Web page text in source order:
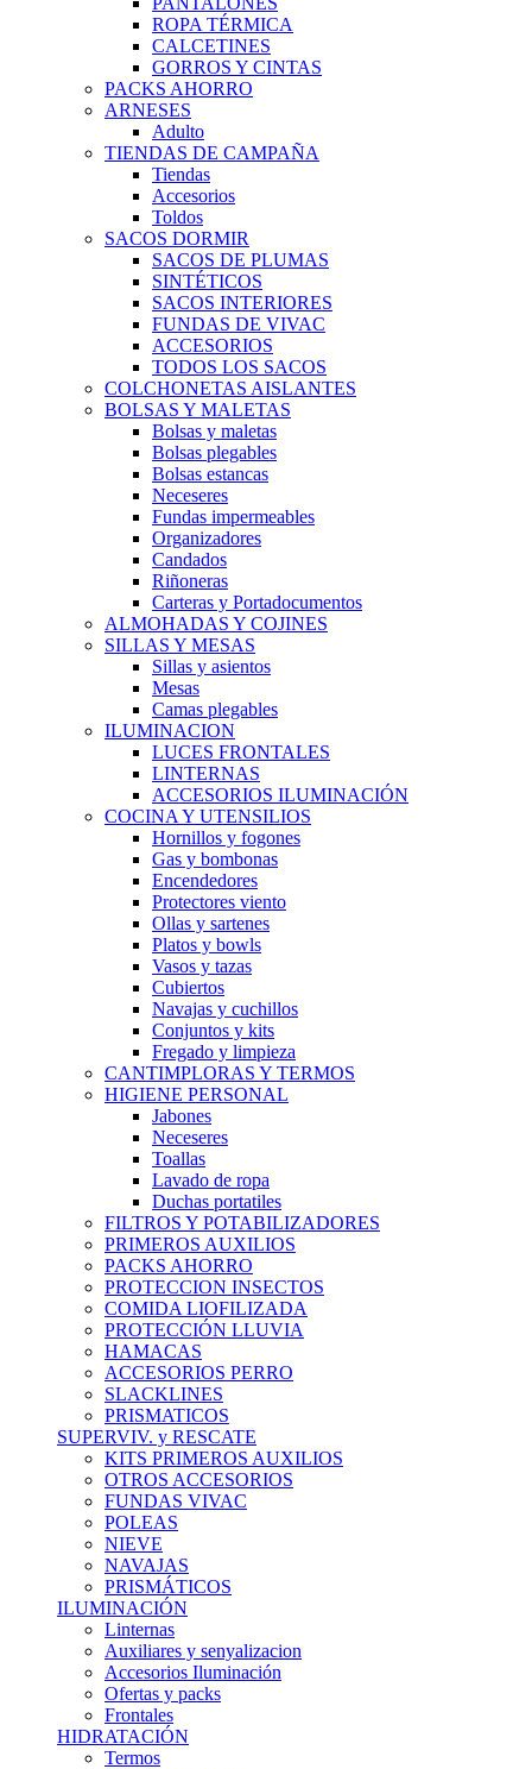
ROPA TÉRMICA
CALCETINES
GORROS Y CINTAS
PACKS AHORRO
ARNESES
Adulto
TIENDAS DE CAMPAÑA
Tiendas
Accesorios
Toldos
SACOS DORMIR
SACOS DE PLUMAS
SINTÉTICOS
SACOS INTERIORES
FUNDAS DE VIVAC
ACCESORIOS
TODOS LOS SACOS
COLCHONETAS AISLANTES
BOLSAS Y MALETAS
Bolsas y maletas
Bolsas plegables
Bolsas estancas
Neceseres
Fundas impermeables
Organizadores
Candados
Riñoneras
Carteras y Portadocumentos
ALMOHADAS Y COJINES
SILLAS Y MESAS
Sillas y asientos
Mesas
Camas plegables
ILUMINACION
LUCES FRONTALES
LINTERNAS
ACCESORIOS ILUMINACIÓN
COCINA Y UTENSILIOS
Hornillos y fogones
Gas y bombonas
Encendedores
Protectores viento
Ollas y sartenes
Platos y bowls
Vasos y tazas
Cubiertos
Navajas y cuchillos
Conjuntos y kits
Fregado y limpieza
CANTIMPLORAS Y TERMOS
HIGIENE PERSONAL
Jabones
Neceseres
Toallas
Lavado de ropa
Duchas portatiles
FILTROS Y POTABILIZADORES
PRIMEROS AUXILIOS
PACKS AHORRO
PROTECCION INSECTOS
COMIDA LIOFILIZADA
PROTECCIÓN LLUVIA
HAMACAS
ACCESORIOS PERRO
SLACKLINES
PRISMATICOS
SUPERVIV. y RESCATE
KITS PRIMEROS AUXILIOS
OTROS ACCESORIOS
FUNDAS VIVAC
POLEAS
NIEVE
NAVAJAS
PRISMÁTICOS
ILUMINACIÓN
Linternas
Auxiliares y senyalizacion
Accesorios Iluminación
Ofertas y packs
Frontales
HIDRATACIÓN
Termos